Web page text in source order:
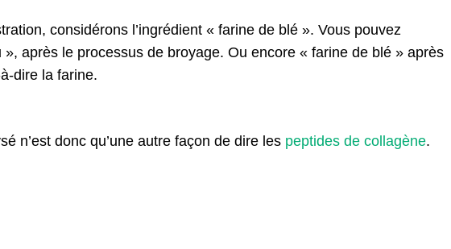
considérons l’ingrédient « farine de blé ». Vous pouvez
», après le processus de broyage. Ou encore « farine de blé » après
dire la farine.
n’est donc qu’une autre façon de dire les peptides de collagène.